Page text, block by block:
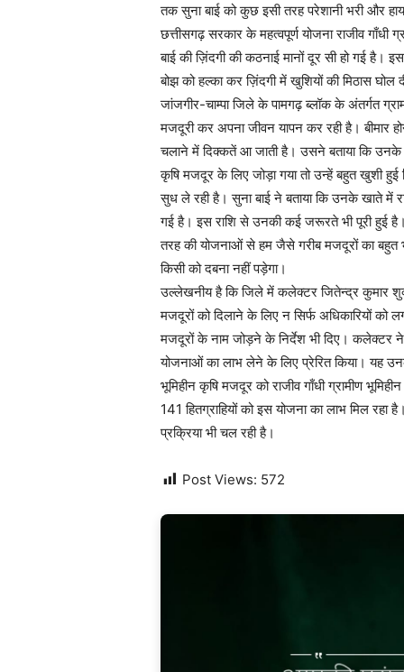
तक सुना बाई को कुछ इसी तरह परेशानी भरी और
छत्तीसगढ़ सरकार के महत्वपूर्ण योजना राजीव गाँधी
बाई की ज़िंदगी की कठनाई मानों दूर सी हो गई
बोझ को हल्का कर ज़िंदगी में खुशियों की मिठास घोल
जांजगीर-चाम्पा जिले के पामगढ़ ब्लॉक के अंतर्गत
मजदूरी कर अपना जीवन यापन कर रही है। बीमार
चलाने में दिक्कतें आ जाती है। उसने बताया कि उनके
कृषि मजदूर के लिए जोड़ा गया तो उन्हें बहुत खुशी
सुध ले रही है। सुना बाई ने बताया कि उनके खाते में
गई है। इस राशि से उनकी कई जरूरते भी पूरी हुई
तरह की योजनाओं से हम जैसे गरीब मजदूरों का बहुत
किसी को दबना नहीं पड़ेगा।
उल्लेखनीय है कि जिले में कलेक्टर जितेन्द्र कुमार
मजदूरों को दिलाने के लिए न सिर्फ अधिकारियों को
मजदूरों के नाम जोड़ने के निर्देश भी दिए। कलेक्टर ने
योजनाओं का लाभ लेने के लिए प्रेरित किया। यह
भूमिहीन कृषि मजदूर को राजीव गाँधी ग्रामीण
141 हितग्राहियों को इस योजना का लाभ मिल रहा
प्रक्रिया भी चल रही है।
Post Views: 572